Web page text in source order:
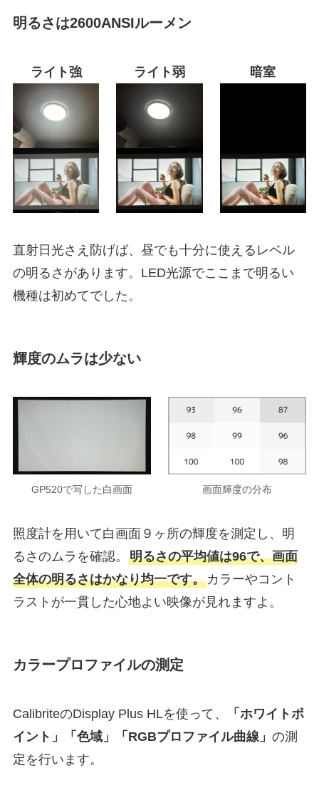
明るさは2600ANSIルーメン
ライト強 ライト弱 暗室
直射日光さえ防げば、昼でも十分に使えるレベル
の明るさがあります。LED光源でここまで明るい
機種は初めてでした。
輝度のムラは少ない
GP520で写した白画面 画面輝度の分布
照度計を用いて白画面９ヶ所の輝度を測定し、明
るさのムラを確認。 明るさの平均値は96で、画面
全体の明るさはかなり均一です。カラーやコント
ラストが一貫した心地よい映像が見れますよ。
カラープロファイルの測定
CalibriteのDisplay Plus HLを使って、
「ホワイトポ
イント」「色域」「RGBプロファイル曲線」 の測
定を行います。